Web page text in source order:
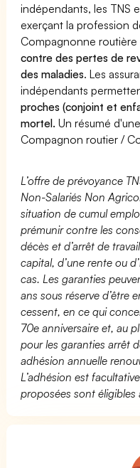
indépendants, les TNS
exerçant la profession
Compagnonne
contre des pertes de
des maladies. Les
indépendants
proches (conjoint et
mortel. Un résumé
Compagnon routier /
L’offre de prévoyance
Non-Salariés Non
situation de cumul
prémunir contre les
décès et d’arrêt de
capital, d’une rente ou
cas. Les garanties
ans sous réserve d’être
cessent, en ce qui
70e anniversaire et, au
pour les garanties arrêt
adhésion annuelle
L’adhésion est
proposées sont éligibles